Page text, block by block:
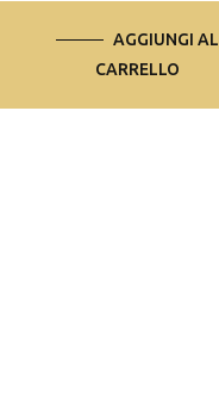
AGGIUNGI AL
CARRELLO